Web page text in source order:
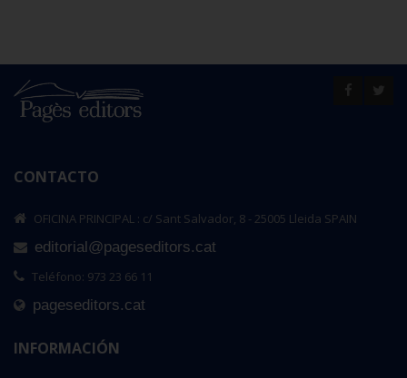
CONTACTO
OFICINA PRINCIPAL : c/ Sant Salvador, 8 - 25005 Lleida SPAIN
editorial@pageseditors.cat
Teléfono: 973 23 66 11
pageseditors.cat
INFORMACIÓN